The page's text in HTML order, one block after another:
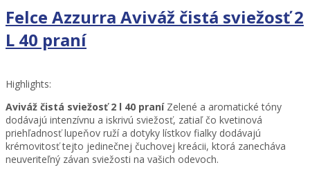
Felce Azzurra Aviváž čistá sviežosť 2
L 40 praní
Highlights:
Aviváž čistá sviežosť 2 l 40 praníZelené a aromatické tóny
dodávajú intenzívnu a iskrivú sviežosť, zatiaľ čo kvetinová
priehľadnosť lupeňov ruží a dotyky lístkov fialky dodávajú
krémovitosť tejto jedinečnej čuchovej kreácii, ktorá zanecháva
neuveriteľný závan sviežosti na vašich odevoch.